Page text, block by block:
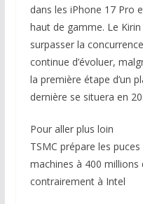
dans les iPhone 17 Pro
haut de gamme. Le
surpasser la
continue d’évoluer,
la première étape d’un
dernière se situera en
Pour aller plus loin
TSMC prépare les
machines à 400 millions
contrairement à Intel